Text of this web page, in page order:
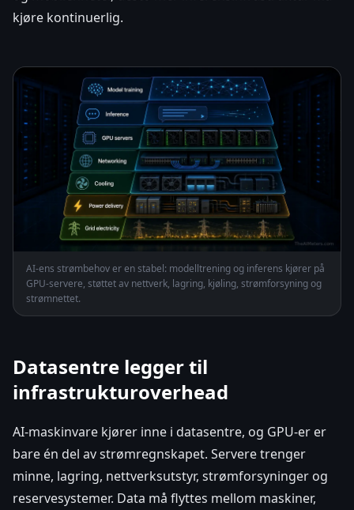
kjøre kontinuerlig.
AI-ens strømbehov er en stabel: modelltrening og inferens kjører på
GPU-servere, støttet av nettverk, lagring, kjøling, strømforsyning og
strømnettet.
Datasentre legger til
infrastrukturoverhead
AI-maskinvare kjører inne i datasentre, og GPU-er er
bare én del av strømregnskapet. Servere trenger
minne, lagring, nettverksutstyr, strømforsyninger og
reservesystemer. Data må flyttes mellom maskiner,